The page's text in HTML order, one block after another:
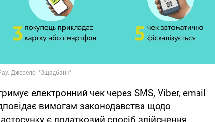
електронний чек через SMS, Viber, email
вимогам законодавства щодо
є додатковий спосіб здійснення